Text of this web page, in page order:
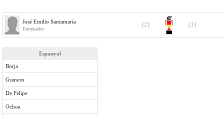
José Emilio Santamaría
Entrenador
(2) (1)
Espanyol
Borja
Granero
De Felipe
Ochoa